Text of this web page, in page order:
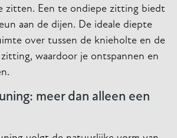
zitten. Een te ondiepe zitting biedt
aan de dijen. De ideale diepte
over tussen de knieholte en de
waardoor je ontspannen en
meer dan alleen een